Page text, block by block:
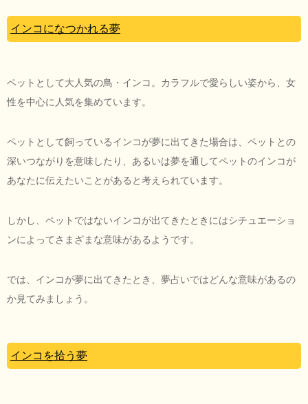
インコになつかれる夢
ペットとして大人気の鳥・インコ。カラフルで愛らしい姿から、女
性を中心に人気を集めています。
ペットとして飼っているインコが夢に出てきた場合は、ペットとの
深いつながりを意味したり、あるいは夢を通してペットのインコが
あなたに伝えたいことがあると考えられています。
しかし、ペットではないインコが出てきたときにはシチュエーショ
ンによってさまざまな意味があるようです。
では、インコが夢に出てきたとき、夢占いではどんな意味があるの
か見てみましょう。
インコを拾う夢